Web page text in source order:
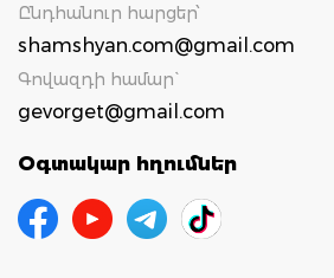
Ընդհանուր հարցեր՝
shamshyan.com@gmail.com
Գովազդի համար`
gevorget@gmail.com
Օգտակար հղումներ